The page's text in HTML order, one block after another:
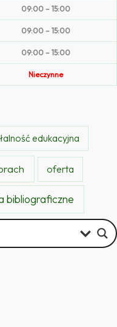
09:00 – 15:00
09:00 – 15:00
09:00 – 15:00
Nieczynne
edukacyjna
oferta
bibliograficzne